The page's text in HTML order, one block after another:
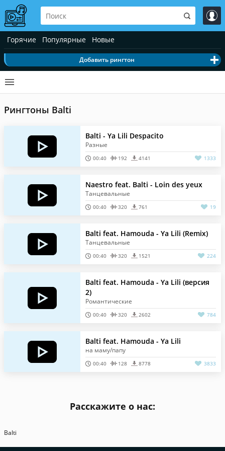
Горячие Популярные Новые
Добавить рингтон
Рингтоны Balti
Balti - Ya Lili Despacito
Разные
00:40 192 4141 1333
Naestro feat. Balti - Loin des yeux
Танцевальные
00:40 320 761 19
Balti feat. Hamouda - Ya Lili (Remix)
Танцевальные
00:40 320 1521 224
Balti feat. Hamouda - Ya Lili (версия
2)
Романтические
00:40 320 2602 784
Balti feat. Hamouda - Ya Lili
на маму/папу
00:40 128 8778 3833
Расскажите о нас:
Balti